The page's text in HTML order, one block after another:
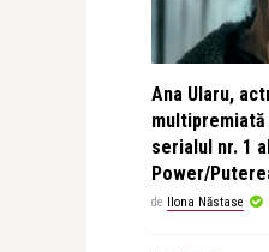
Ana Ularu,
serialul nr. 1
Power/
de Ilona Năstase